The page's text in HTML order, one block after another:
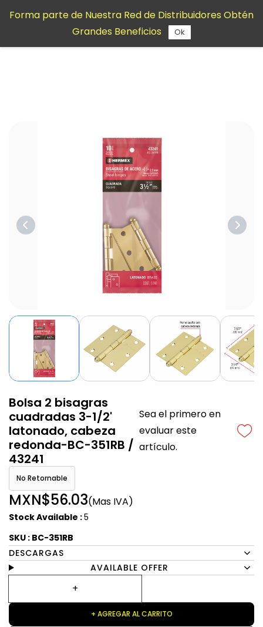
contenido
Bolsa 2 bisagras
cuadradas 3-1/2'
latonado, cabeza
redonda-BC-351RB /
43241
Sea el primero en
evaluar este
artículo.
No Retornable
MXN$56.03(Mas IVA)
Stock Available :5
SKU : BC-351RB
DESCARGAS
AVAILABLE OFFER
+ AGREGAR AL CARRITO
Forma parte de Nuestra Red de Distribuidores Obtén
Grandes Beneficios
Ok